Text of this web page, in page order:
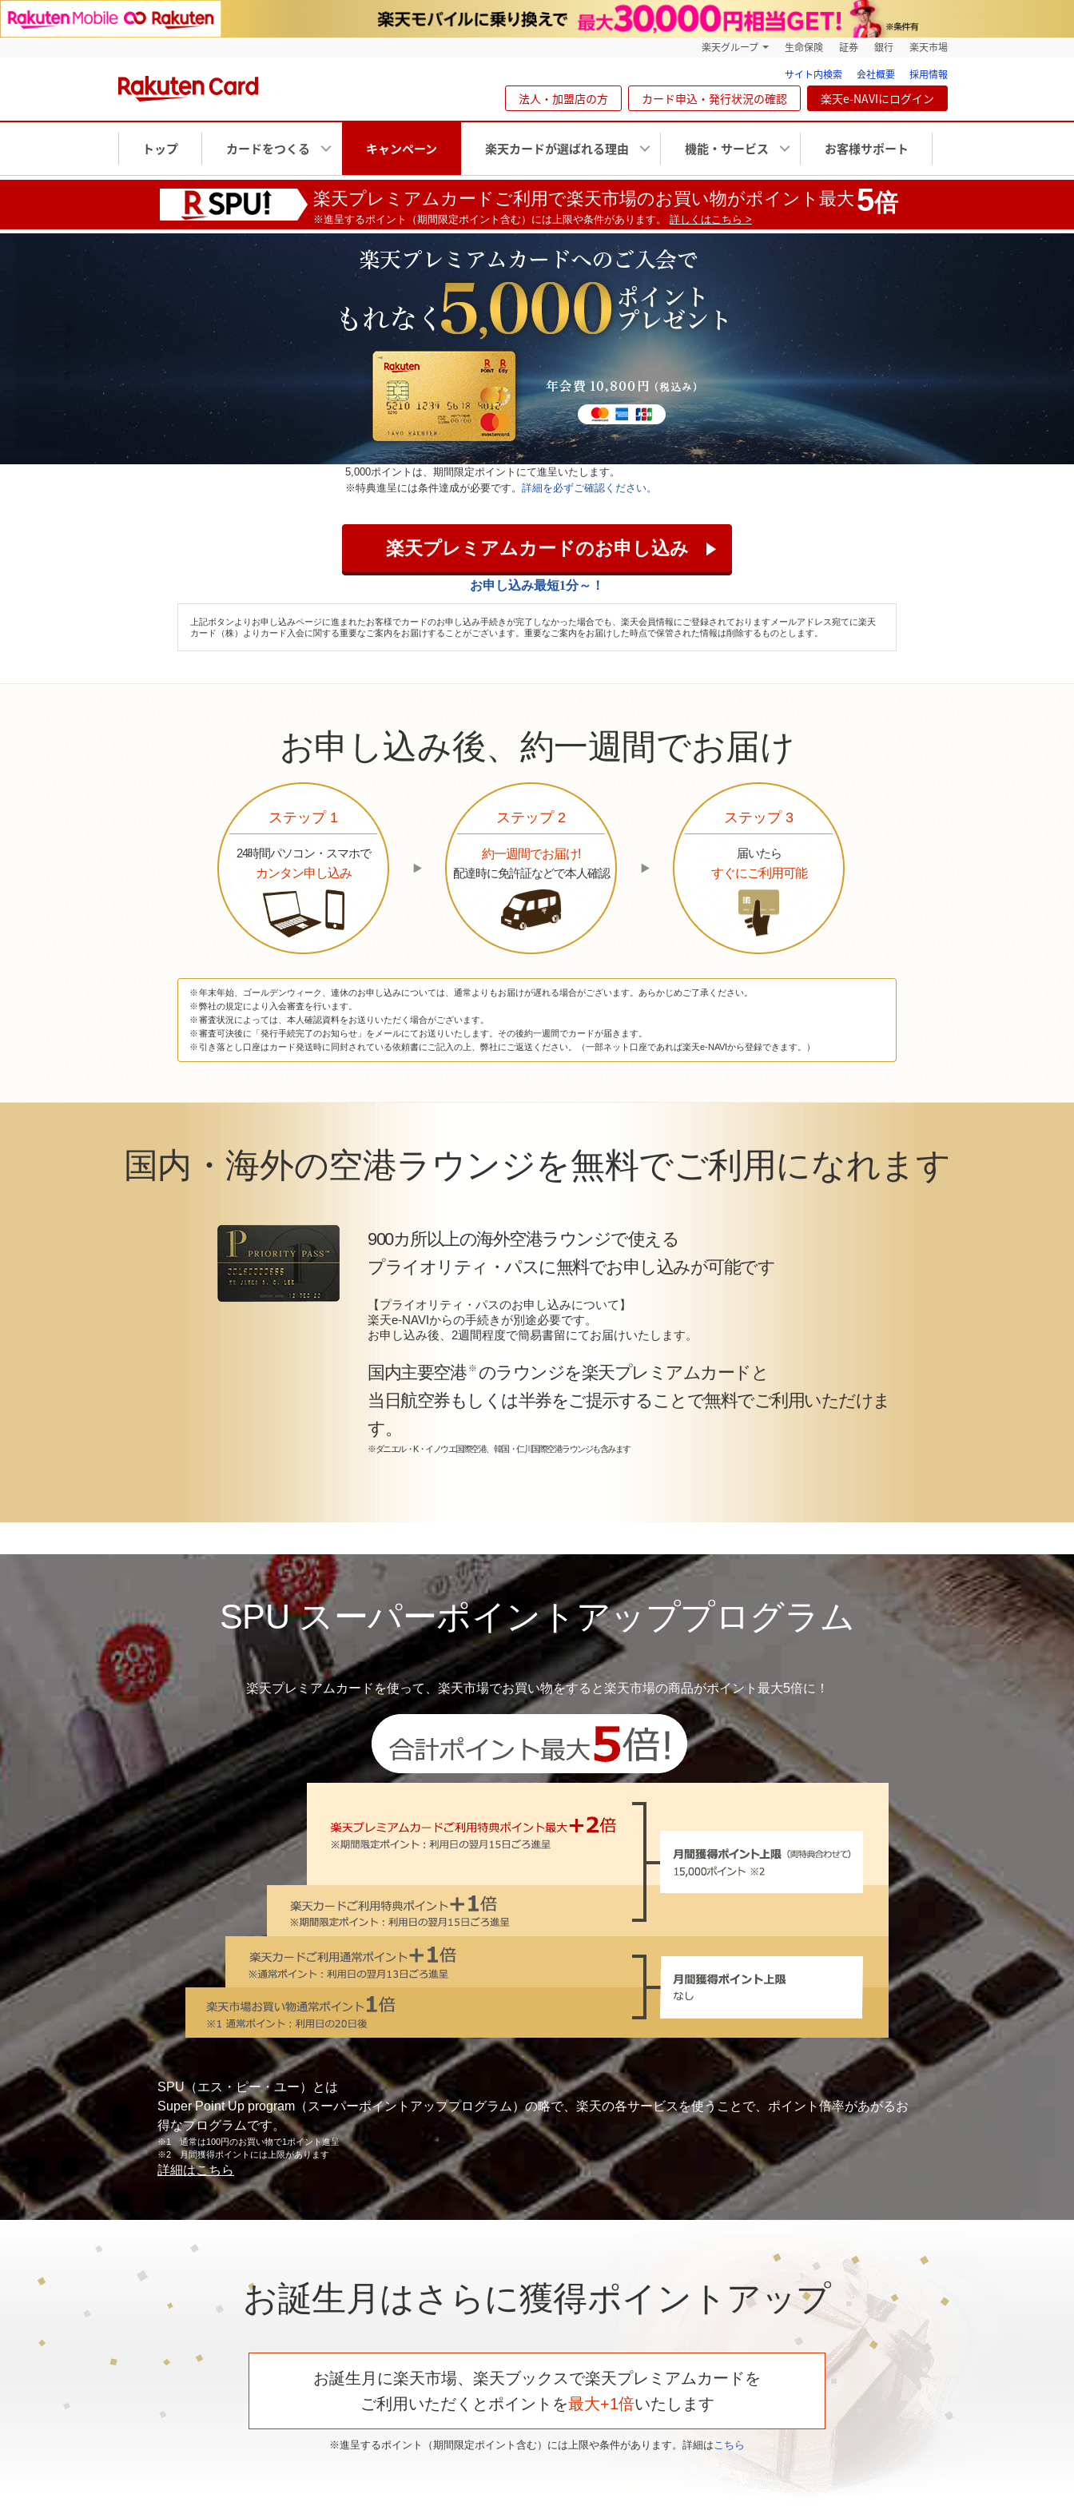
楽天グループ 生命保険 証券 銀行
楽天市場
サイト内検索
会社概要 採用情報
法人・加盟店の方 カード申込・発行状況の確認 楽天e-NAVIにログイン
トップ カードをつくる キャンペーン 楽天カードが選ばれる理由 機能・サービス お客様サポート
楽天プレミアムカードご利用で楽天市場のお買い物がポイント最大 5倍
※進呈するポイント（期間限定ポイント含む）には上限や条件があります。 詳しくはこちら >
5,000ポイントは、期間限定ポイントにて進呈いたします。
※特典進呈には条件達成が必要です。 詳細を必ずご確認ください。
楽天プレミアムカードのお申し込み
お申し込み最短1分～！
上記ボタンよりお申し込みページに進まれたお客様でカードのお申し込み手続きが完了しなかった場合でも、楽天会員情報にご登録されておりますメールアドレス宛てに楽天
カード（株）よりカード入会に関する重要なご案内をお届けすることがございます。重要なご案内をお届けした時点で保管された情報は削除するものとします。
お申し込み後、約一週間でお届け
ステップ 1
24時間パソコン・スマホで
カンタン申し込み
ステップ 2
約一週間でお届け!
配達時に免許証などで本人確認
ステップ 3
届いたら
すぐにご利用可能
※年末年始、ゴールデンウィーク、連休のお申し込みについては、通常よりもお届けが遅れる場合がございます。あらかじめご了承ください。
※弊社の規定により入会審査を行います。
※審査状況によっては、本人確認資料をお送りいただく場合がございます。
※審査可決後に「発行手続完了のお知らせ」をメールにてお送りいたします。その後約一週間でカードが届きます。
※ 引き落とし口座はカード発送時に同封されている依頼書にご記入の上、弊社にご返送ください。（一部ネット口座であれば楽天e-NAVIから登録できます。）
国内・海外の空港ラウンジを無料でご利用になれます
900カ所以上の海外空港ラウンジで使える
プライオリティ・パスに無料でお申し込みが可能です
【プライオリティ・パスのお申し込みについて】
楽天e-NAVIからの手続きが別途必要です。
お申し込み後、2週間程度で簡易書留にてお届けいたします。
国内主要空港 ※ のラウンジを楽天プレミアムカードと
当日航空券もしくは半券をご提示することで無料でご利用いただけま
す。
※ダニエル・K・イノウエ国際空港、韓国・仁川国際空港ラウンジも含みます
SPU スーパーポイントアッププログラム
楽天プレミアムカードを使って、楽天市場でお買い物をすると楽天市場の商品がポイント最大5倍に！
SPU（エス・ピー・ユー）とは
Super Point Up program（スーパーポイントアッププログラム）の略で、楽天の各サービスを使うことで、ポイント倍率があがるお
得なプログラムです。
※1 通常は100円のお買い物で1ポイント進呈
※2 月間獲得ポイントには上限があります
詳細はこちら
お誕生月はさらに獲得ポイントアップ
お誕生月に楽天市場、楽天ブックスで楽天プレミアムカードを
ご利用いただくと ポイントを最大+1倍いたします
※進呈するポイント（期間限定ポイント含む）には上限や条件があります。詳細は こちら